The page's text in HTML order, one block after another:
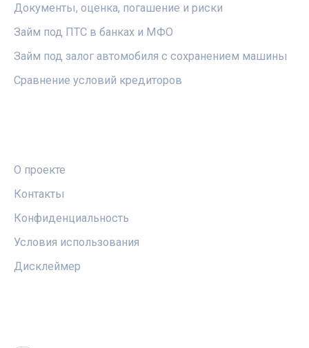
Документы, оценка, погашение и риски
Займ под ПТС в банках и МФО
Займ под залог автомобиля с сохранением машины
Сравнение условий кредиторов
О проекте
Контакты
Конфиденциальность
Условия использования
Дисклеймер